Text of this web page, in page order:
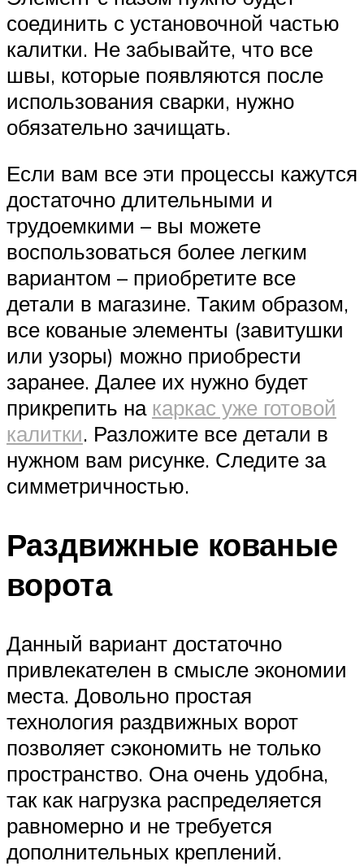
соединить с установочной частью
калитки. Не забывайте, что все
швы, которые появляются после
использования сварки, нужно
обязательно зачищать.
Если вам все эти процессы кажутся
достаточно длительными и
трудоемкими – вы можете
воспользоваться более легким
вариантом – приобретите все
детали в магазине. Таким образом,
все кованые элементы (завитушки
или узоры) можно приобрести
заранее. Далее их нужно будет
прикрепить на каркас уже готовой
калитки. Разложите все детали в
нужном вам рисунке. Следите за
симметричностью.
Раздвижные кованые
ворота
Данный вариант достаточно
привлекателен в смысле экономии
места. Довольно простая
технология раздвижных ворот
позволяет сэкономить не только
пространство. Она очень удобна,
так как нагрузка распределяется
равномерно и не требуется
дополнительных креплений.